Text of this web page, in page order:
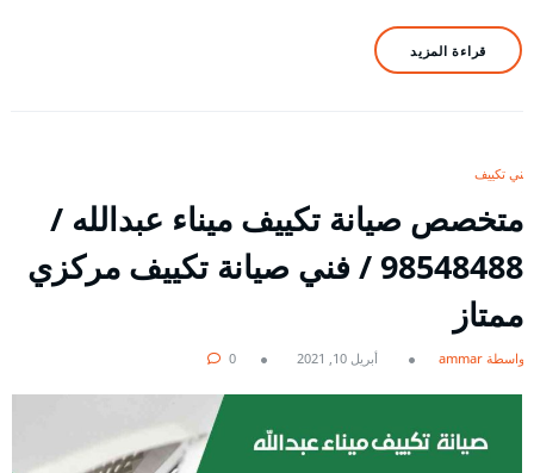
قراءة المزيد
فني تكييف
متخصص صيانة تكييف ميناء عبدالله /
98548488 / فني صيانة تكييف مركزي
ممتاز
بواسطة ammar أبريل 10, 2021 0